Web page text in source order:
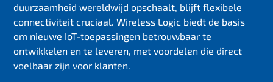
duurzaamheid wereldwijd opschaalt, blijft flexibele
connectiviteit cruciaal. Wireless Logic biedt de basis
om nieuwe IoT-toepassingen betrouwbaar te
ontwikkelen en te leveren, met voordelen die direct
voelbaar zijn voor klanten.